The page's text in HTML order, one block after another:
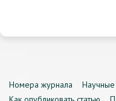
Номера журнала